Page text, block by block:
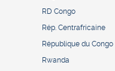
RD Congo
Rép. Centrafricaine
République du Congo
Rwanda